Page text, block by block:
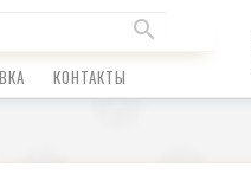
КОНТАКТЫ